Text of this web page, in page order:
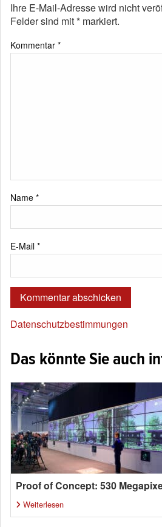
Ihre E-Mail-Adresse wird nicht
Felder sind mit* markiert.
Kommentar *
Name *
E-Mail *
Datenschutzbestimmungen
Das könnte Sie auch
Proof of Concept: 530
Weiterlesen